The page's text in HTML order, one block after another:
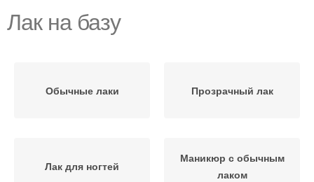
Лак на базу
Обычные лаки Прозрачный лак
Лак для ногтей
Маникюр с обычным
лаком